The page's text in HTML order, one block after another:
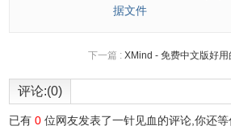
据文件
下一篇 : XMind - 免费中文版好
评论:(0)
已有0 位网友发表了一针见血的评论,你还等